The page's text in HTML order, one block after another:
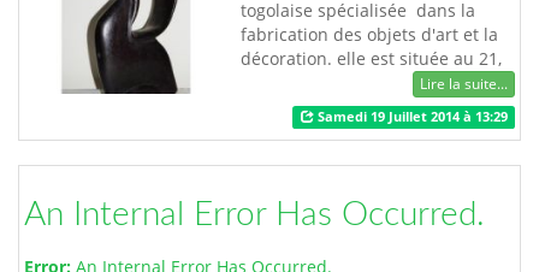
togolaise spécialisée dans la
fabrication des objets d'art et la
décoration. elle est située au 21,
aîchagado2007@yahoo.fr Cel :
(228) 90 15 07 01/ 90 37 42 29
Lire la suite...
Samedi 19 Juillet 2014 à 13:29
An Internal Error Has Occurred.
Error: An Internal Error Has Occurred.